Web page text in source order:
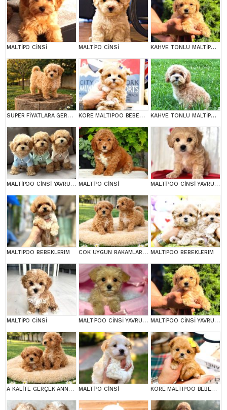
MALTİPO CİNSİ MALTİPO CİNSİ KAHVE TONLU MALTİPOO CİNSİ YAVRULAR
SUPER FİYATLARA GERÇEK MALTİPOO YAVRULAR KORE MALTIPOO BEBEKLERIM KAHVE TONLU MALTİPOO CİNSİ YAVRULAR
MALTİPOO CİNSİ YAVRULAR EV ÜRETİMİ MALTİPO CİNSİ MALTİPOO CİNSİ YAVRULAR EV ÜRETİMİ
MALTIPOO BEBEKLERIM COK UYGUN RAKAMLARA GERÇEK MALTİPOO YAVRULAR MALTIPOO BEBEKLERIM
MALTİPO CİNSİ MALTİPOO CİNSİ YAVRULAR EV ÜRETİMİ MALTİPOO CİNSİ YAVRULAR EV ÜRETİMİ
A KALİTE GERÇEK ANNE BABA MALTİPOO YAVRULAR MALTİPO CİNSİ KORE MALTIPOO BEBEKLERIM